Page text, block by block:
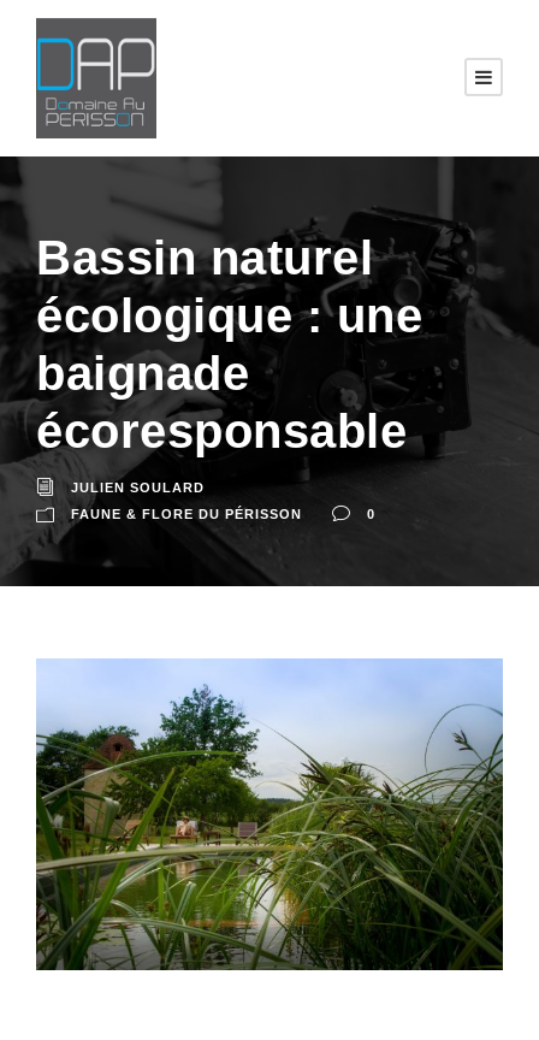
Bassin naturel
écologique : une
baignade
écoresponsable
JULIEN SOULARD
FAUNE & FLORE DU PÉRISSON
0